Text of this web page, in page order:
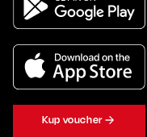
Kup voucher